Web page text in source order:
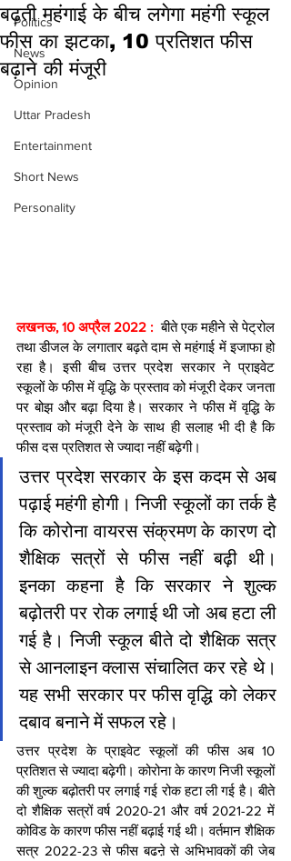
Politics
News
Opinion
Uttar Pradesh
Entertainment
Short News
Personality
बढ़ती महंगाई के बीच लगेगा महंगी स्कूल
फीस का झटका, 10 प्रतिशत फीस
बढ़ाने की मंजूरी
लखनऊ, 10 अप्रैल 2022 : बीते एक महीने से पेट्रोल
तथा डीजल के लगातार बढ़ते दाम से महंगाई में इजाफा हो
रहा है। इसी बीच उत्तर प्रदेश सरकार ने प्राइवेट
स्कूलों के फीस में वृद्धि के प्रस्ताव को मंजूरी देकर जनता
पर बोझ और बढ़ा दिया है। सरकार ने फीस में वृद्धि के
प्रस्ताव को मंजूरी देने के साथ ही सलाह भी दी है कि
फीस दस प्रतिशत से ज्यादा नहीं बढ़ेगी।
उत्तर प्रदेश सरकार के इस कदम से अब
पढ़ाई महंगी होगी। निजी स्कूलों का तर्क है
कि कोरोना वायरस संक्रमण के कारण दो
शैक्षिक सत्रों से फीस नहीं बढ़ी थी।
इनका कहना है कि सरकार ने शुल्क
बढ़ोतरी पर रोक लगाई थी जो अब हटा ली
गई है। निजी स्कूल बीते दो शैक्षिक सत्र
से आनलाइन क्लास संचालित कर रहे थे।
यह सभी सरकार पर फीस वृद्धि को लेकर
दबाव बनाने में सफल रहे।
उत्तर प्रदेश के प्राइवेट स्कूलों की फीस अब 10
प्रतिशत से ज्यादा बढ़ेगी। कोरोना के कारण निजी स्कूलों
की शुल्क बढ़ोतरी पर लगाई गई रोक हटा ली गई है। बीते
दो शैक्षिक सत्रों वर्ष 2020-21 और वर्ष 2021-22 में
कोविड के कारण फीस नहीं बढ़ाई गई थी। वर्तमान शैक्षिक
सत्र 2022-23 से फीस बढऩे से अभिभावकों की जेब